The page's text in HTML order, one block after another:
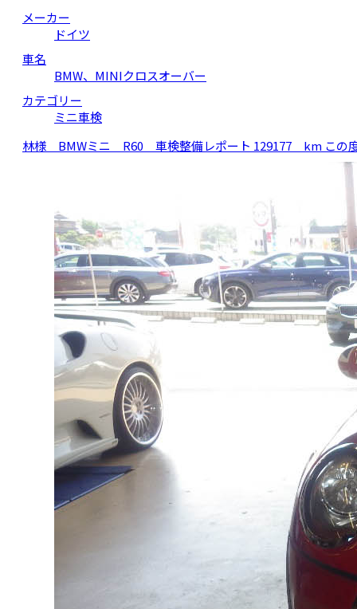
メーカー
ドイツ
車名
BMW、MINIクロスオーバー
カテゴリー
ミニ車検
林様 BMWミニ R60 車検整備レポート 129177 km この度